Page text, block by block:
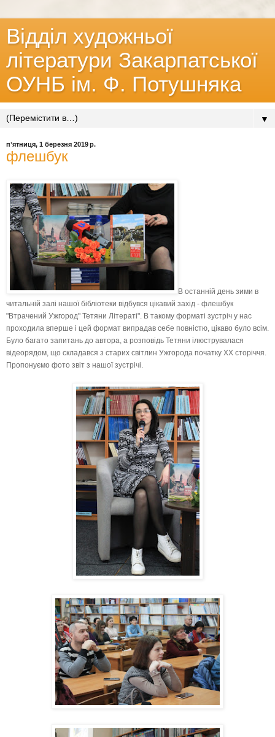
Відділ художньої
літератури Закарпатської
ОУНБ ім. Ф. Потушняка
▼
пʼятниця, 1 березня 2019 р.
флешбук
В останній день зими в
читальній залі нашої бібліотеки відбувся цікавий захід - флешбук
"Втрачений Ужгород" Тетяни Літераті". В такому форматі зустріч у нас
проходила вперше і цей формат випрадав себе повністю, цікаво було всім.
Було багато запитань до автора, а розповідь Тетяни ілюструвалася
відеорядом, що складався з старих світлин Ужгорода початку ХХ сторіччя.
Пропонуємо фото звіт з нашої зустрічі.